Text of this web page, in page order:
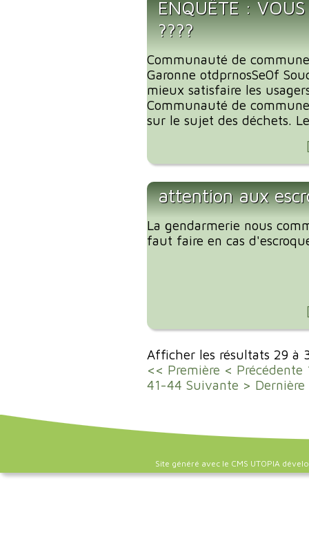
ENQUÊTE :
????
Communauté de
Garonne otdprnosSe0f
mieux satisfaire les
Communauté de
sur le sujet des déchets.
attention aux
La gendarmerie nous
faut faire en cas
Afficher les résultats 29 à
<< Première < Précédente
41-44 Suivante >
Site généré avec le CMS UTOPIA